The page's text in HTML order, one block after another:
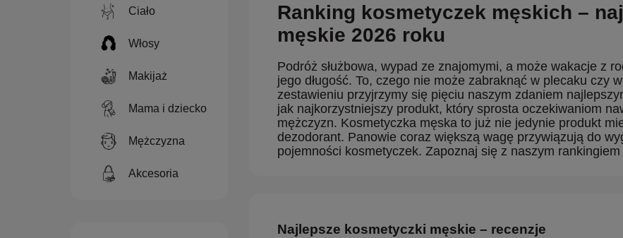
Ciało
Włosy
Makijaż
Mama i dziecko
Mężczyzna
Akcesoria
Ranking kosmetyczek męskich –
męskie 2026 roku
Podróż służbowa, wypad ze znajomymi, a może wakacje z
jego długość. To, czego nie może zabraknąć w plecaku czy
zestawieniu przyjrzymy się pięciu naszym zdaniem
jak najkorzystniejszy produkt, który sprosta oczekiwaniom
mężczyzn. Kosmetyczka męska to już nie jedynie produkt
dezodorant. Panowie coraz większą wagę przywiązują do
pojemności kosmetyczek. Zapoznaj się z naszym
Najlepsze kosmetyczki męskie – recenzje